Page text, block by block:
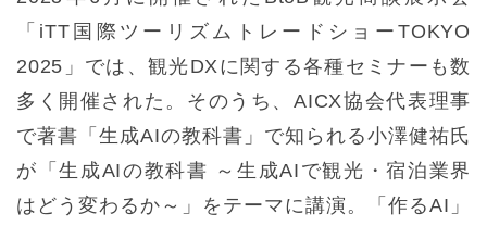
「iTT国際ツーリズムトレードショーTOKYO
2025」では、観光DXに関する各種セミナーも数
多く開催された。そのうち、AICX協会代表理事
で著書「生成AIの教科書」で知られる小澤健祐氏
が「生成AIの教科書 ～生成AIで観光・宿泊業界
はどう変わるか～」をテーマに講演。「作るAI」